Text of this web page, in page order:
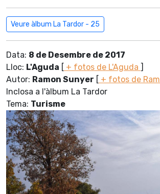
Veure àlbum La Tardor - 25
Data: 8 de Desembre de 2017
Lloc: L'Aguda [ + fotos de L'Aguda ]
Autor: Ramon Sunyer [ + fotos de
Inclosa a l'àlbum La Tardor
Tema: Turisme